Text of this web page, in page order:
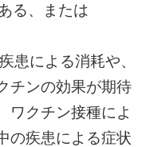
る、または
患による消耗や、
チンの効果が期待
ワクチン接種によ
の疾患による症状